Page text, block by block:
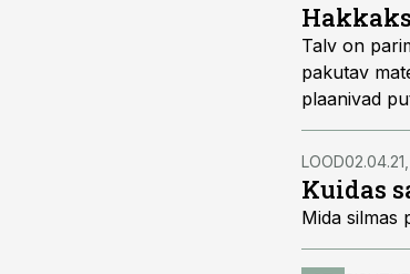
Talv on
pakutav
plaanivad
LOOD
Kuidas
Mida silmas